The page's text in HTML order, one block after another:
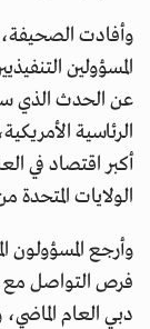
وأفادت الصحيفة،
المسؤولين
عن الحدث الذي
الرئاسية
أكبر اقتصاد في
الولايات المتحدة
وأرجع المسؤولون
دبي العام